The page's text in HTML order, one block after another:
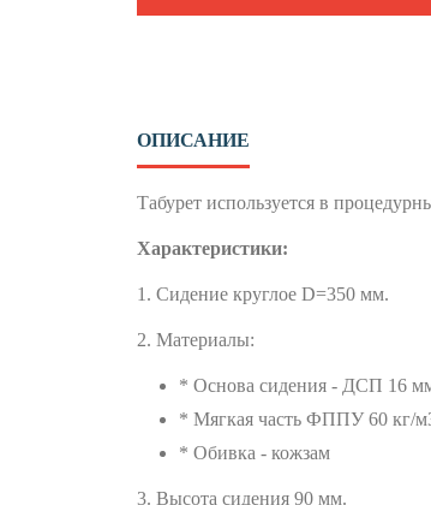
ОПИСАНИЕ
Табурет используется в
Характеристики:
1. Сидение круглое D=350 мм.
2. Материалы:
* Основа сидения - ДСП 16
* Мягкая часть ФППУ 60 кг/
* Обивка - кожзам
3. Высота сидения 90 мм.